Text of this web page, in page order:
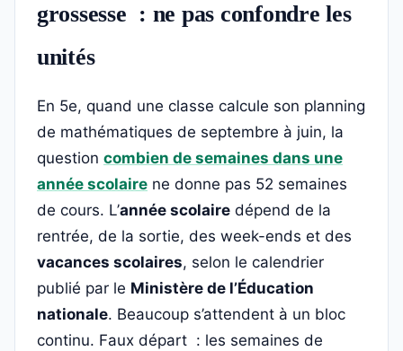
grossesse : ne pas confondre les
unités
En 5e, quand une classe calcule son planning
de mathématiques de septembre à juin, la
question combien de semaines dans une
année scolaire ne donne pas 52 semaines
de cours. L’année scolaire dépend de la
rentrée, de la sortie, des week-ends et des
vacances scolaires, selon le calendrier
publié par le Ministère de l’Éducation
nationale. Beaucoup s’attendent à un bloc
continu. Faux départ : les semaines de